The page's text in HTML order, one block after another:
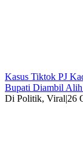
Kasus Tiktok PJ
Bupati Diambil Alih
Di Politik, Viral|26